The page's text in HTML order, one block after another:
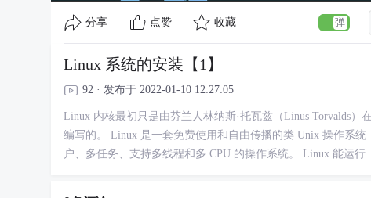
分享 点赞 收藏
Linux 系统的安装【1】
92 · 发布于 2022-01-10 12:27:05
Linux 内核最初只是由芬兰人林纳斯·托瓦兹（Linus Torvalds）
编写的。 Linux 是一套免费使用和自由传播的类 Unix 操作系统
户、多任务、支持多线程和多 CPU 的操作系统。 Linux 能运行